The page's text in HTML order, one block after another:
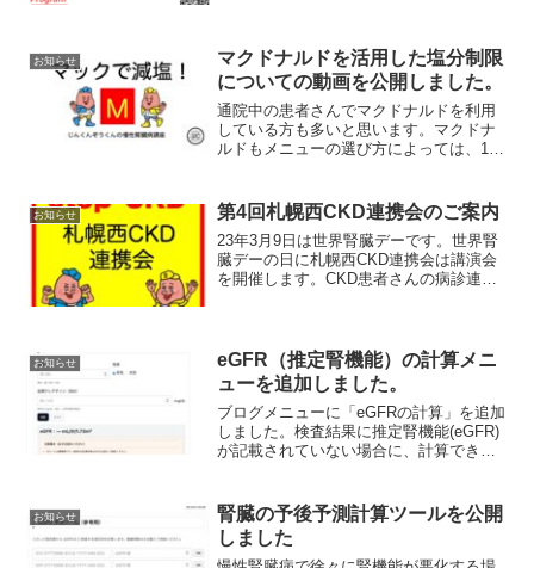
お知らせ
マクドナルドを活用した塩分制限
についての動画を公開しました。
通院中の患者さんでマクドナルドを利用
している方も多いと思います。マクドナ
ルドもメニューの選び方によっては、1食
お知らせ 第4回札幌西CKD連携会のご案内
23年3月9日は世界腎臓デーです。世界腎
臓デーの日に札幌西CKD連携会は講演会
を開催します。CKD患者さんの病診連携
診連携の再確認...
お知らせ
eGFR（推定腎機能）の計算メニ
ューを追加しました。
ブログメニューに「eGFRの計算」を追加
しました。検査結果に推定腎機能(eGFR)
が記載されていない場合に、計算できる
お知らせ
腎臓の予後予測計算ツールを公開
しました